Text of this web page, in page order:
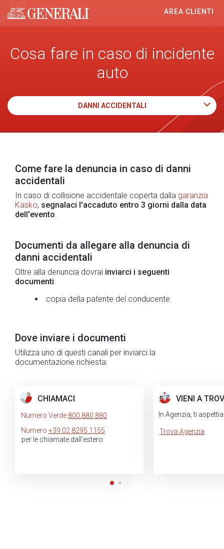
Generali logo
AREA CLIENTI
Cosa fare in caso di incidente
auto
DANNI ACCIDENTALI
Come fare la denuncia in caso di danni
accidentali
In caso di collisione accidentale coperta dalla garanzia
Kasko, segnalaci l'accaduto entro 3 giorni dalla data
dell'evento.
Documenti da allegare alla denuncia di
danni accidentali
Oltre alla denuncia dovrai inviarci i seguenti
documenti:
copia della patente del conducente.
Dove inviare i documenti
Utilizza uno di questi canali per inviarci la
documentazione richiesta:
CHIAMACI
Numero Verde 800 880 880
Numero +39 02 8295 1155
per le chiamate dall'estero
VIENI A
In Agenzia, ti
Trova Agenzia